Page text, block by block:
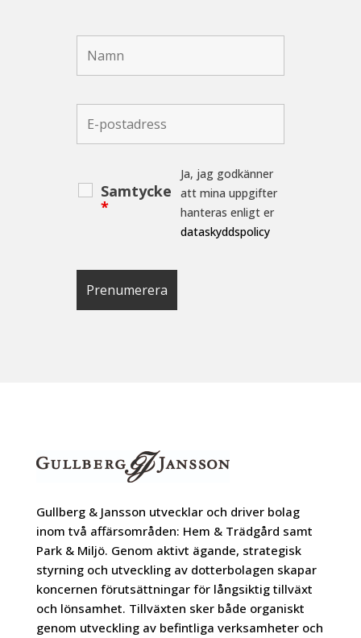
Samtycke
*
Ja, jag godkänner
att mina uppgifter
hanteras enligt er
dataskyddspolicy
Gullberg & Jansson utvecklar och driver bolag
inom två affärsområden: Hem & Trädgård samt
Park & Miljö. Genom aktivt ägande, strategisk
styrning och utveckling av dotterbolagen skapar
koncernen förutsättningar för långsiktig tillväxt
och lönsamhet. Tillväxten sker både organiskt
genom utveckling av befintliga verksamheter och